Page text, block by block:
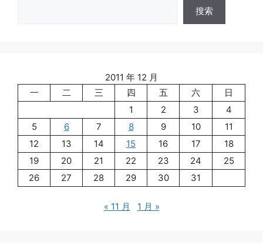
搜索
2011 年 12 月
一
二 三 四 五 六
日
1
2 3
4
5
6 7 8 9 10
11
12
13 14 15 16 17
18
19
20 21 22 23 24
25
26
27 28 29 30 31
« 11 月 1 月 »